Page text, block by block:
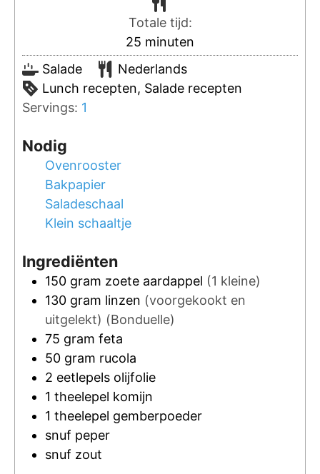
Totale tijd:
25 minuten
Salade
Nederlands
Lunch recepten, Salade recepten
Servings: 1
Nodig
Ovenrooster
Bakpapier
Saladeschaal
Klein schaaltje
Ingrediënten
150 gram zoete aardappel (1 kleine)
130 gram linzen (voorgekookt en
uitgelekt) (Bonduelle)
75 gram feta
50 gram rucola
2 eetlepels olijfolie
1 theelepel komijn
1 theelepel gemberpoeder
snuf peper
snuf zout